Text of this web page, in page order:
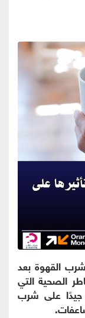
القهوة بعد
الصحية التي
على شرب